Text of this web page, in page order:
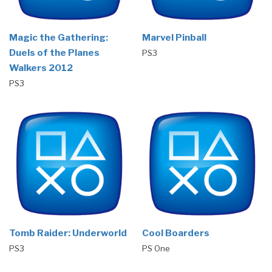
Magic the Gathering:
Duels of the Planes
Walkers 2012
PS3
Marvel Pinball
PS3
Tomb Raider: Underworld
PS3
Cool Boarders
PS One